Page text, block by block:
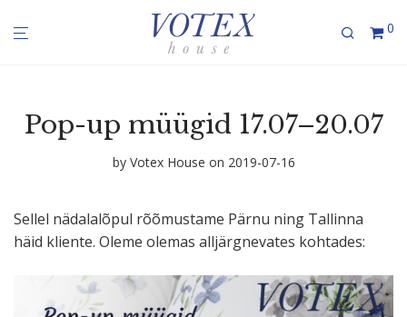
0
Pop-up müügid 17.07–20.07
by Votex House on 2019-07-16
Sellel nädala­lõpul rõõmustame Pärnu ning Tallinna
häid kliente. Oleme olemas alljärg­ne­vates kohtades: